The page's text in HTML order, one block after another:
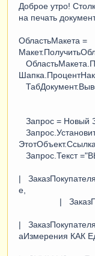
Доброе утро!
на печать
ОбластьМакета =
Запрос = Новый
Запрос.Текст
|
е,
|
|
аИзмерения КАК